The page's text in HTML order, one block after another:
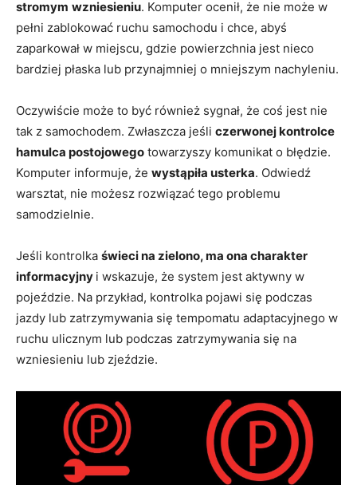
stromym wzniesieniu. Komputer ocenił, że nie może w
pełni zablokować ruchu samochodu i chce, abyś
zaparkował w miejscu, gdzie powierzchnia jest nieco
bardziej płaska lub przynajmniej o mniejszym nachyleniu.
Oczywiście może to być również sygnał, że coś jest nie
tak z samochodem. Zwłaszcza jeśli czerwonej kontrolce
hamulca postojowego towarzyszy komunikat o błędzie.
Komputer informuje, że wystąpiła usterka. Odwiedź
warsztat, nie możesz rozwiązać tego problemu
samodzielnie.
Jeśli kontrolka świeci na zielono, ma ona charakter
informacyjny i wskazuje, że system jest aktywny w
pojeździe. Na przykład, kontrolka pojawi się podczas
jazdy lub zatrzymywania się tempomatu adaptacyjnego w
ruchu ulicznym lub podczas zatrzymywania się na
wzniesieniu lub zjeździe.